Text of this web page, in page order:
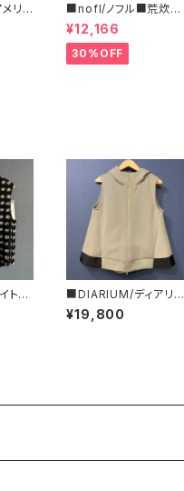
リカ
■nofl/ノフル■荒炊き
コール天テーパードパ
ンツ■ゆるっとバルーン
シルエット
¥12,166
30%OFF
ト■
■DIARIUM/ディアリウ
ム■バックフレアーパー
カー・ジレ■2024年春
¥19,800